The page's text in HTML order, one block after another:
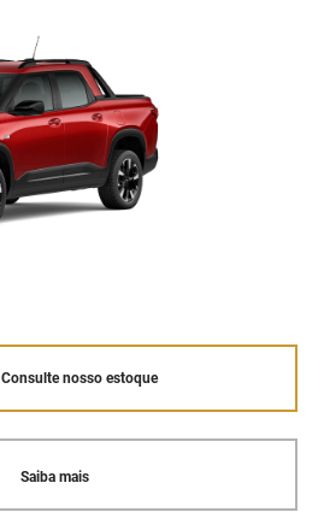
Consulte nosso estoque
Saiba mais